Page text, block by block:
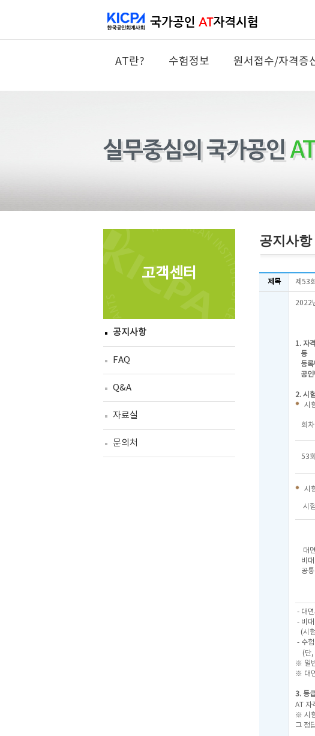
AT란? 수험정보 원서접수/자격증
고객센터
공지사항
FAQ
Q&A
자료실
문의처
공지사항
제목 제53
2022
1. 자
등
등록
공인
2. 시
시
회차
53회
시
시
대
비
공통
- 대
- 비
(시
- 수
(단,
※ 일
※ 대
3. 등
AT 자
※ 시
그 정